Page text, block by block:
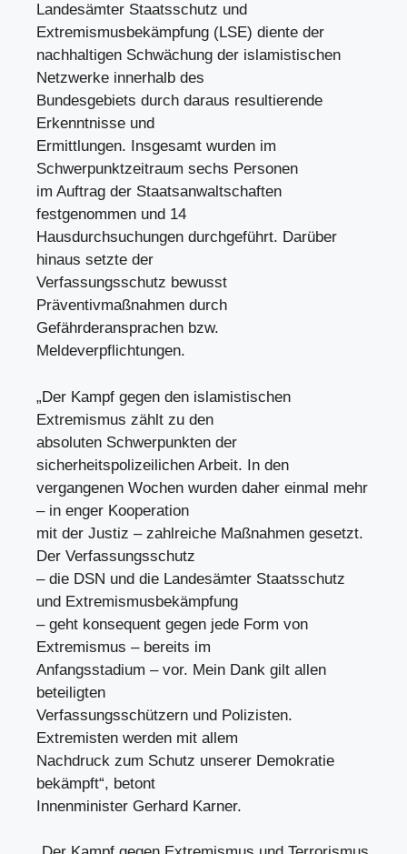
Landesämter Staatsschutz und
Extremismusbekämpfung (LSE) diente der
nachhaltigen Schwächung der islamistischen
Netzwerke innerhalb des
Bundesgebiets durch daraus resultierende
Erkenntnisse und
Ermittlungen. Insgesamt wurden im
Schwerpunktzeitraum sechs Personen
im Auftrag der Staatsanwaltschaften
festgenommen und 14
Hausdurchsuchungen durchgeführt. Darüber
hinaus setzte der
Verfassungsschutz bewusst
Präventivmaßnahmen durch
Gefährderansprachen bzw.
Meldeverpflichtungen.
„Der Kampf gegen den islamistischen
Extremismus zählt zu den
absoluten Schwerpunkten der
sicherheitspolizeilichen Arbeit. In den
vergangenen Wochen wurden daher einmal mehr
– in enger Kooperation
mit der Justiz – zahlreiche Maßnahmen gesetzt.
Der Verfassungsschutz
– die DSN und die Landesämter Staatsschutz
und Extremismusbekämpfung
– geht konsequent gegen jede Form von
Extremismus – bereits im
Anfangsstadium – vor. Mein Dank gilt allen
beteiligten
Verfassungsschützern und Polizisten.
Extremisten werden mit allem
Nachdruck zum Schutz unserer Demokratie
bekämpft“, betont
Innenminister Gerhard Karner.